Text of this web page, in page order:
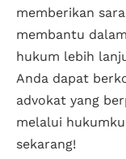
memberikan
membantu
hukum lebih
Anda dapat
advokat yang
melalui
sekarang!